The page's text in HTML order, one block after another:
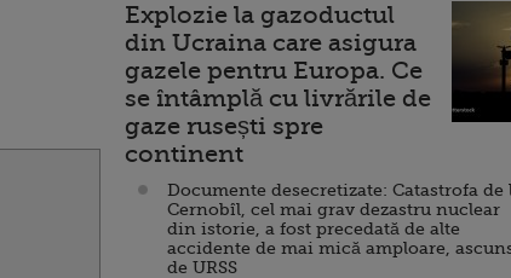
Explozie la gazoductul
din Ucraina care asigura
gazele pentru Europa. Ce
se întâmplă cu livrările de
gaze rusești spre
continent
Documente desecretizate: Catastrofa de
Cernobîl, cel mai grav dezastru nuclear
din istorie, a fost precedată de alte
accidente de mai mică amploare,
de URSS